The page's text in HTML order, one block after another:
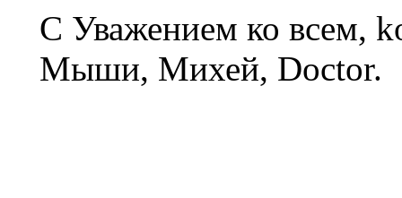
С Уважением ко всем,
Мыши, Михей, Doctor.